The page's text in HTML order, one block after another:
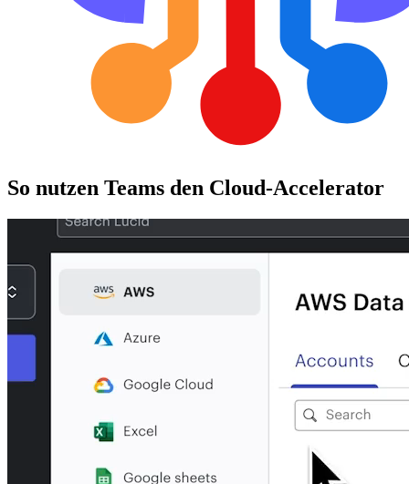
So nutzen Teams den Cloud-Accelerator